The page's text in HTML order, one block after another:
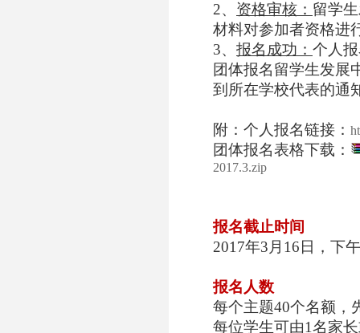
2、 资格审核： 留学
材料对参加者资格进
3、 报名成功： 个人
团体报名留学生发展
到所在学校代表的通
附：个人报名链接：
团体报名表格下载：
2017.3.zip
报名截止时间
2017年3 月 16 日，下午
报名人数
每个主题40个名额，
每位学生可由1名家